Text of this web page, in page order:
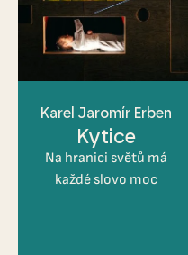
Karel Jaromír Erben
Kytice
Na hranici světů má
každé slovo moc